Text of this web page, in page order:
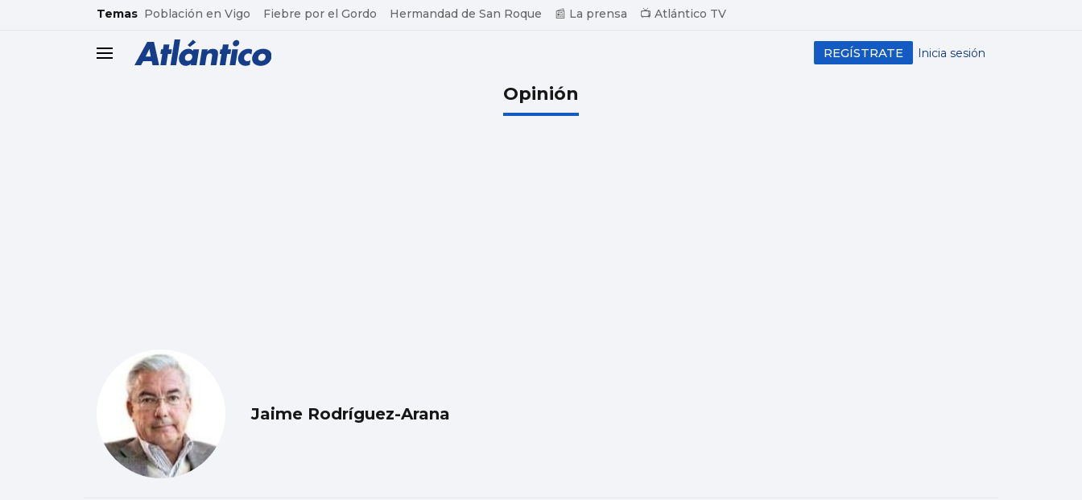
common.go-to-content
Temas Población en Vigo Fiebre por el Gordo Hermandad de San Roque 📰 La prensa 📺 Atlántico TV
header.menu.open Inicia sesión
REGÍSTRATE
Opinión
Jaime Rodríguez-Arana